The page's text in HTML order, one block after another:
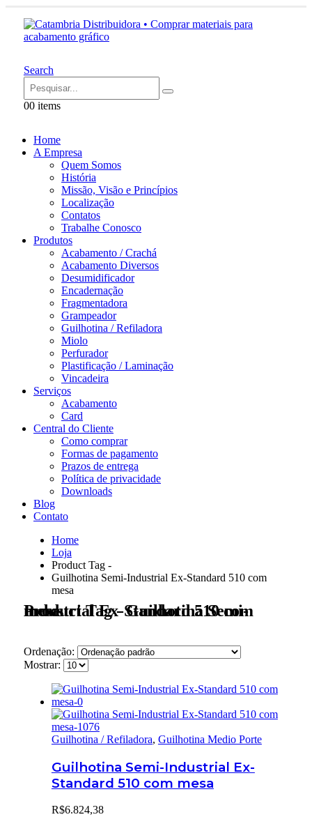
Search
00 items
Home
A Empresa
Quem Somos
História
Missão, Visão e Princípios
Localização
Contatos
Trabalhe Conosco
Produtos
Acabamento / Crachá
Acabamento Diversos
Desumidificador
Encadernação
Fragmentadora
Grampeador
Guilhotina / Refiladora
Miolo
Perfurador
Plastificação / Laminação
Vincadeira
Serviços
Acabamento
Card
Central do Cliente
Como comprar
Formas de pagamento
Prazos de entrega
Política de privacidade
Downloads
Blog
Contato
Home
Loja
Product Tag -
Guilhotina Semi-Industrial Ex-Standard 510 com
mesa
Product Tag - Guilhotina Semi-Industrial Ex-Standard 510 com mesa
Ordenação:
Mostrar:
Guilhotina / Refiladora, Guilhotina Medio Porte
Guilhotina Semi-Industrial Ex-
Standard 510 com mesa
R$6.824,38